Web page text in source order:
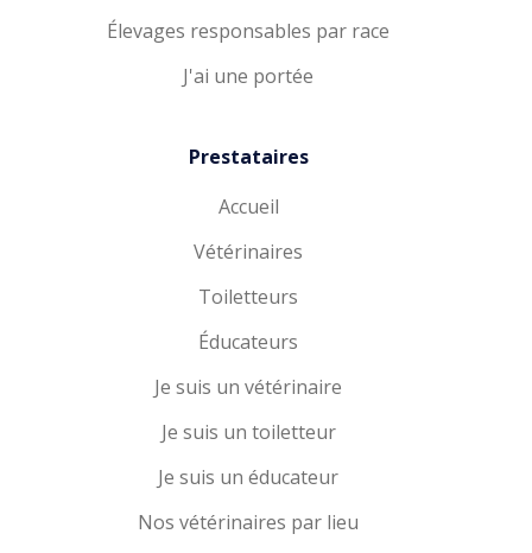
Élevages responsables par race
J'ai une portée
Prestataires
Accueil
Vétérinaires
Toiletteurs
Éducateurs
Je suis un vétérinaire
Je suis un toiletteur
Je suis un éducateur
Nos vétérinaires par lieu